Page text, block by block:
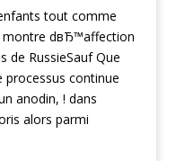
tout comme
montre dвЂ™affection
de RussieSauf Que
processus continue
anodin, ! dans
alors parmi